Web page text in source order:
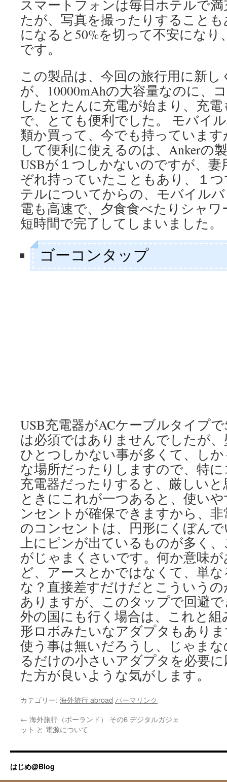
スマートフォンは毎日ホテルで
たが、写真を撮ったりすること
になると50%を切って不安にな
です。
この製品は、今回の旅行用に新
が、10000mAhの大容量なのに、
したとたんに充電が始まり、充
で、とても便利でした。 モバイ
類か買って、今でも持っていま
して便利に使えるのは、Ankerの
USBが１つしかないのですが、
ぞれ持っていたこともあり、１
テルについてからの、モバイル
電も高速で、夕食食べたりシャ
短時間で完了してしまいました。
ゴーコンタップ
USB充電器がACケーブルタイプ
は必須ではありませんでしたが
ひとつしかない事が多くて、し
な場所だったりしますので、特
充電器だったりすると、厳しい
ときにこれが一つあると、使い
ンセントが確保できますから、
のコンセントは、円形にくぼん
上にピンが出ているものが多く
がじゃまくさいです。何か意味
ど、アースとかではなくて、単
な？直接差すだけだとこういう
ありますが、このタップで回避
外の国にも行く場合は、これと
形ロボみたいなアダプタもあり
使う事は無いだろうし、じゃま
るだけの小さいアダプタを必要
た方が良いような気がします。
カテゴリー: 海外旅行 abroad パーマリンク
← 海外旅行（ポーランド） その6 デジタルガジェ
ット と 電源について
はじめ@Blog